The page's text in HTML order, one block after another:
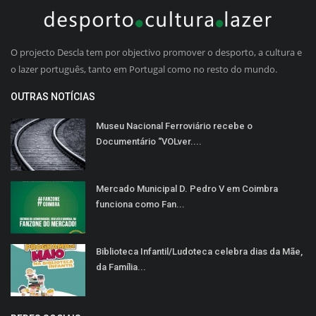
O projecto Descla tem por objectivo promover o desporto, a cultura e
o lazer português, tanto em Portugal como no resto do mundo.
OUTRAS NOTÍCIAS
Museu Nacional Ferroviário recebe o
Documentário “VOLver....
Mercado Municipal D. Pedro V em Coimbra
funciona como Fan...
Biblioteca Infantil/Ludoteca celebra dias da Mãe,
da Família...